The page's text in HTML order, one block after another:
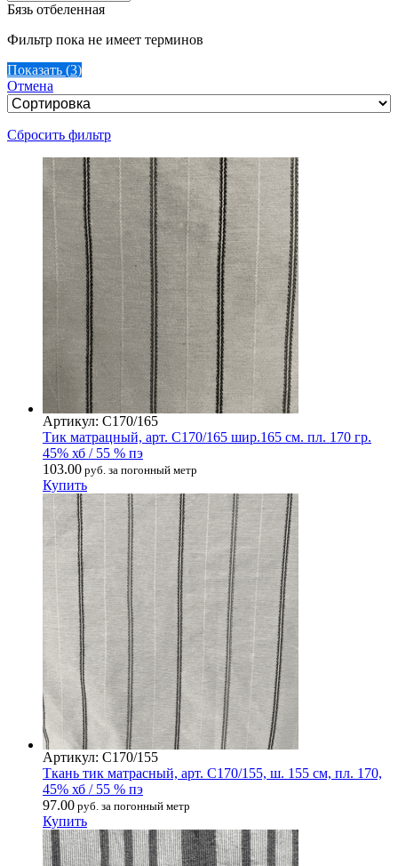
Бязь отбеленная
Фильтр пока не имеет терминов
Показать (3)
Отмена
Сбросить фильтр
Артикул: С170/165
Тик матрацный, арт. С170/165 шир.165 см. пл. 170 гр.
45% хб / 55 % пэ
103.00 руб. за погонный метр
Купить
Артикул: С170/155
Ткань тик матрасный, арт. С170/155, ш. 155 см, пл. 170,
45% хб / 55 % пэ
97.00 руб. за погонный метр
Купить